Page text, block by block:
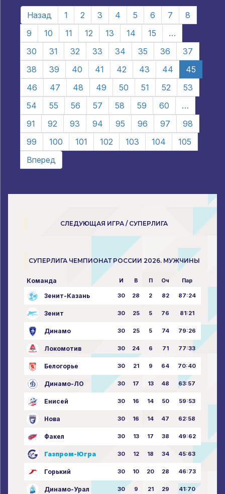
Назад 1 2 3 4 5 6 7
8
9
10 11 12 13 14 15
…
30
31 32 33 34 35 36
37
38
39 40 41 42 43 44
45
46
47 48 49 50 51 52
53
54
55 56 57 58 59 60
…
91
92 93 94 95 96 97
98
99
100 101 102 103 104
105
Вперед
СЛЕДУЮЩАЯ ИГРА / СУПЕРЛИГА
СУПЕРЛИГА ЧЕМПИОНАТ РОССИИ 2026. МУЖЧИНЫ
Команда И В П Оч Пар
Зенит-Казань 30 28 2 82 87:24
Зенит 30 25 5 76 81:21
Динамо 30 25 5 74 79:26
Локомотив 30 24 6 71 77:33
Белогорье 30 21 9 64 70:40
Динамо-ЛО 30 17 13 48 63:57
Енисей 30 16 14 50 59:53
Нова 30 16 14 47 62:58
Факел 30 13 17 38 49:62
Газпром-Югра 30 12 18 34 45:63
Горький 30 10 20 28 46:73
Динамо-Урал 30 9 21 29 41:70